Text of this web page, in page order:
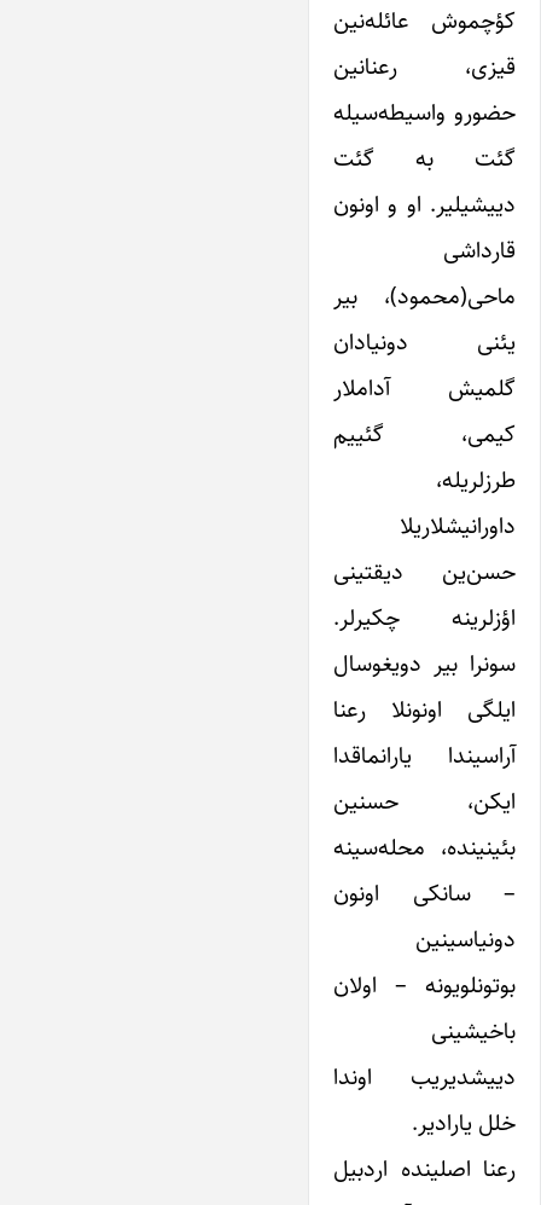
کؤچموش عائله‌نین
قیزی، رعنانین
حضورو واسیطه‌سیله
گئت به گئت
دییشیلیر. او و اونون
قارداشی
ماحی(محمود)، بیر
یئنی دونیادان
گلمیش آداملار
کیمی، گئییم
طرزلریله،
داورانیشلاریلا
حسن‌ین دیقتینی
اؤزلرینه چکیرلر.
سونرا بیر دویغوسال
ایلگی اونونلا رعنا
آراسیندا یارانماقدا
ایکن، حسنین
بئینینده، محله‌سینه
– سانکی اونون
دونیاسینین
بوتونلویونه – اولان
باخیشینی
دییشدیریب اوندا
خلل یارادیر.
رعنا اصلینده اردبیل